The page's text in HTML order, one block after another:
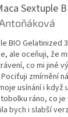
je 5 z 5
BIO Gelatinized
ale oceňuji, že mi
co mi jiné
zmírnění
usínání i když
ráno, co je
bych i slabší